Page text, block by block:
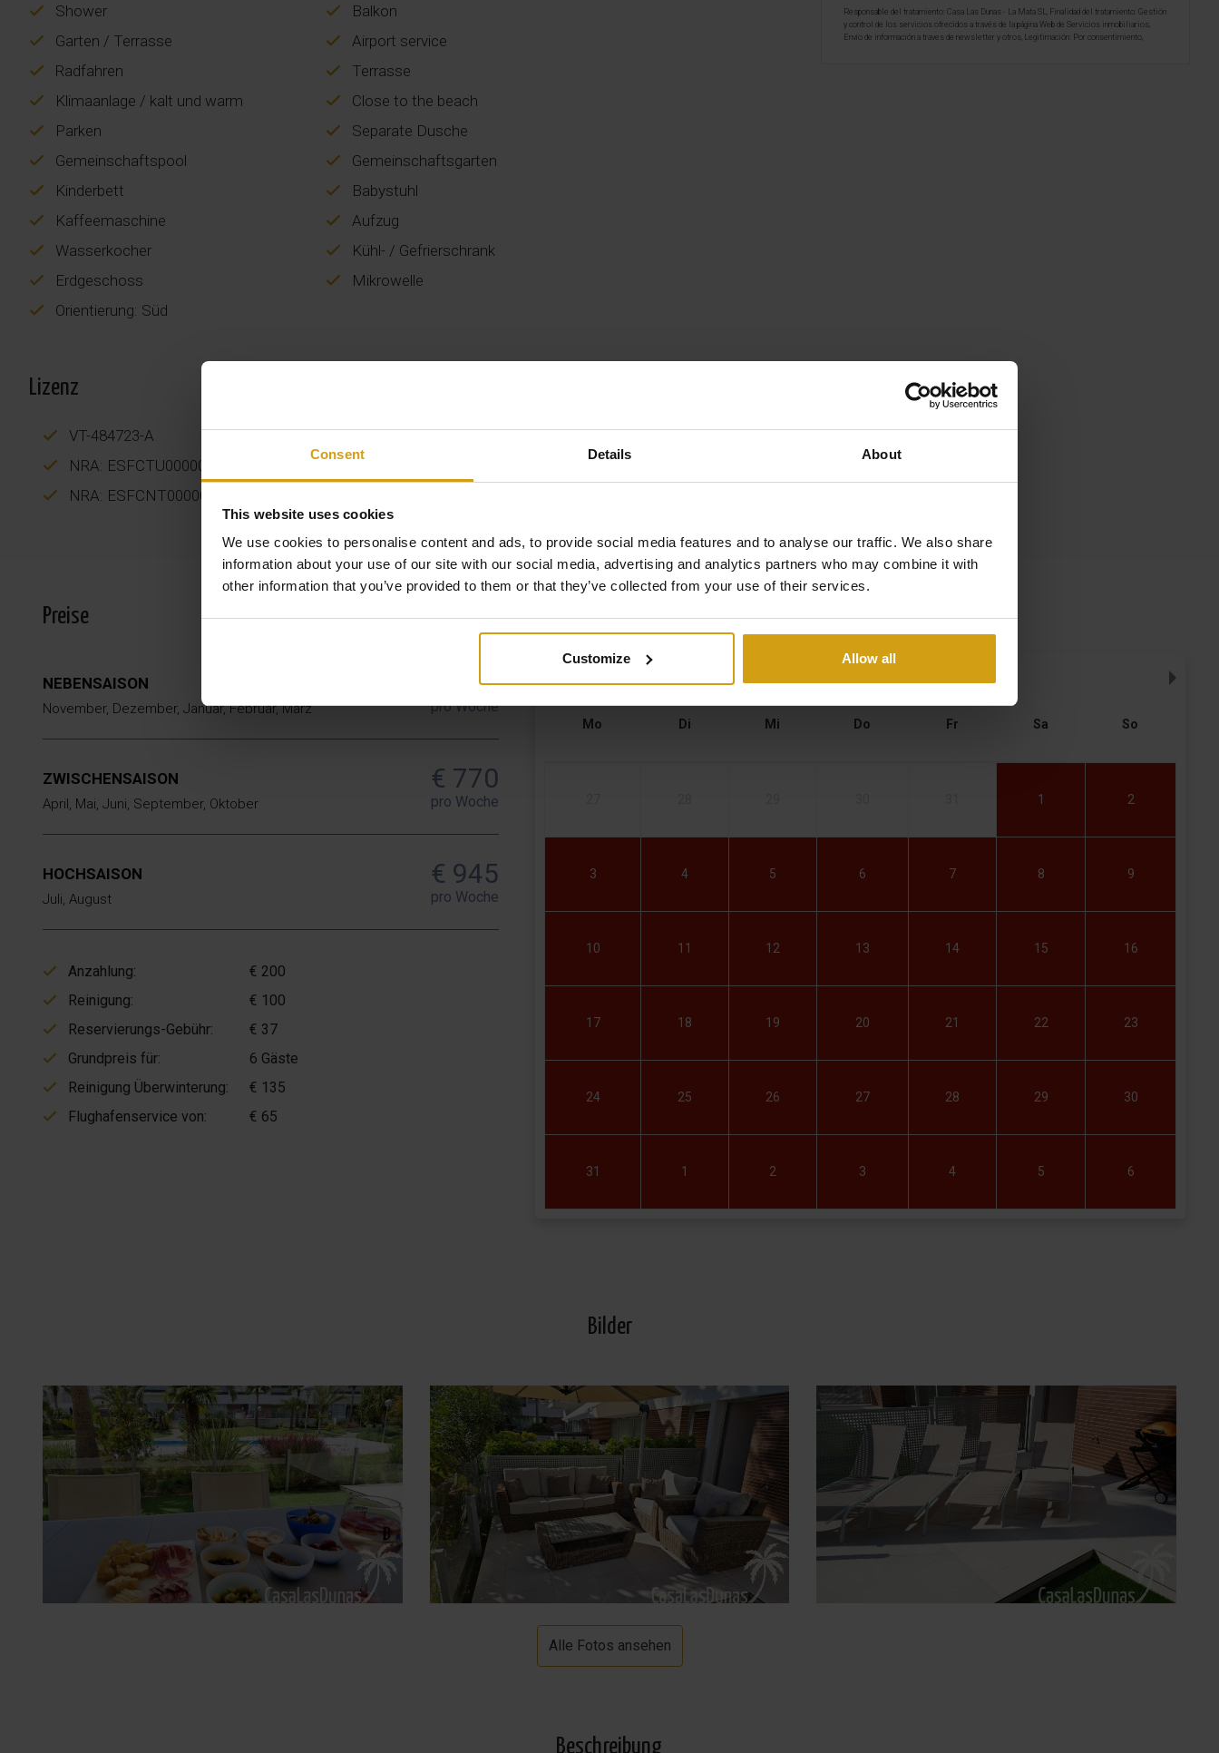
Consent Details About
This website uses cookies
We use cookies to personalise content and ads, to provide social media features and to analyse our traffic. We also share
information about your use of our site with our social media, advertising and analytics partners who may combine it with
other information that you’ve provided to them or that they’ve collected from your use of their services.
Customize Allow all
Shower
Balkon
Garten / Terrasse
Airport service
Radfahren
Terrasse
Klimaanlage / kalt und warm
Close to the beach
Parken
Separate Dusche
Gemeinschaftspool
Gemeinschaftsgarten
Kinderbett
Babystuhl
Kaffeemaschine
Aufzug
Wasserkocher
Kühl- / Gefrierschrank
Erdgeschoss
Mikrowelle
Orientierung: Süd
Lizenz
VT-484723-A
NRA: ESFCTU00000305800092896800000000000000000VT-484723-A7
NRA: ESFCNT00000305800092896800000000000000000000000000007
Responsable del tratamiento: Casa Las Dunas - La Mata SL, Finalidad del tratamiento: Gestión
y control de los servicios ofrecidos a través de la página Web de Servicios inmobiliarios,
Envío de información a traves de newsletter y otros, Legitimación: Por consentimiento,
Preise
NEBENSAISON
November, Dezember, Januar, Februar, März
€ 539
pro Woche
ZWISCHENSAISON
April, Mai, Juni, September, Oktober
€ 770
pro Woche
HOCHSAISON
Juli, August
€ 945
pro Woche
Anzahlung:
€ 200
Reinigung:
€ 100
Reservierungs-Gebühr:
€ 37
Grundpreis für:
6 Gäste
Reinigung Überwinterung:
€ 135
Flughafenservice von:
€ 65
Verfügbarkeit
Mo Di Mi Do Fr Sa So
1 2
3 4 5 6 7 8 9
10 11 12 13 14 15 16
17 18 19 20 21 22 23
24 25 26 27 28 29 30
31 1 2 3 4 5 6
Bilder
Alle Fotos ansehen
Beschreibung